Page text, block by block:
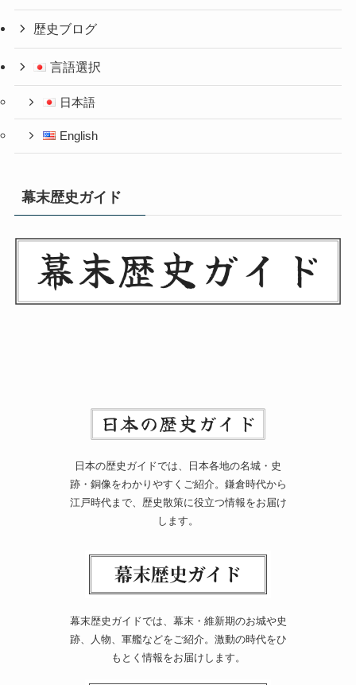
歴史ブログ
言語選択
日本語
English
幕末歴史ガイド
日本の歴史ガイドでは、日本各地の名城・史
跡・銅像をわかりやすくご紹介。鎌倉時代から
江戸時代まで、歴史散策に役立つ情報をお届け
します。
幕末歴史ガイドでは、幕末・維新期のお城や史
跡、人物、軍艦などをご紹介。激動の時代をひ
もとく情報をお届けします。